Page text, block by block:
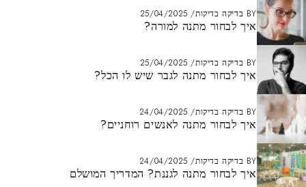
BY בדיקה בדיקות 25/04/2025
איך לבחור מתנה למורה?
BY בדיקה בדיקות 25/04/2025
איך לבחור מתנה לגבר שיש לו הכל?
BY בדיקה בדיקות 24/04/2025
איך לבחור מתנה לאנשים רוחניים?
BY בדיקה בדיקות 24/04/2025
איך לבחור מתנה לגננת? המדריך המושלם